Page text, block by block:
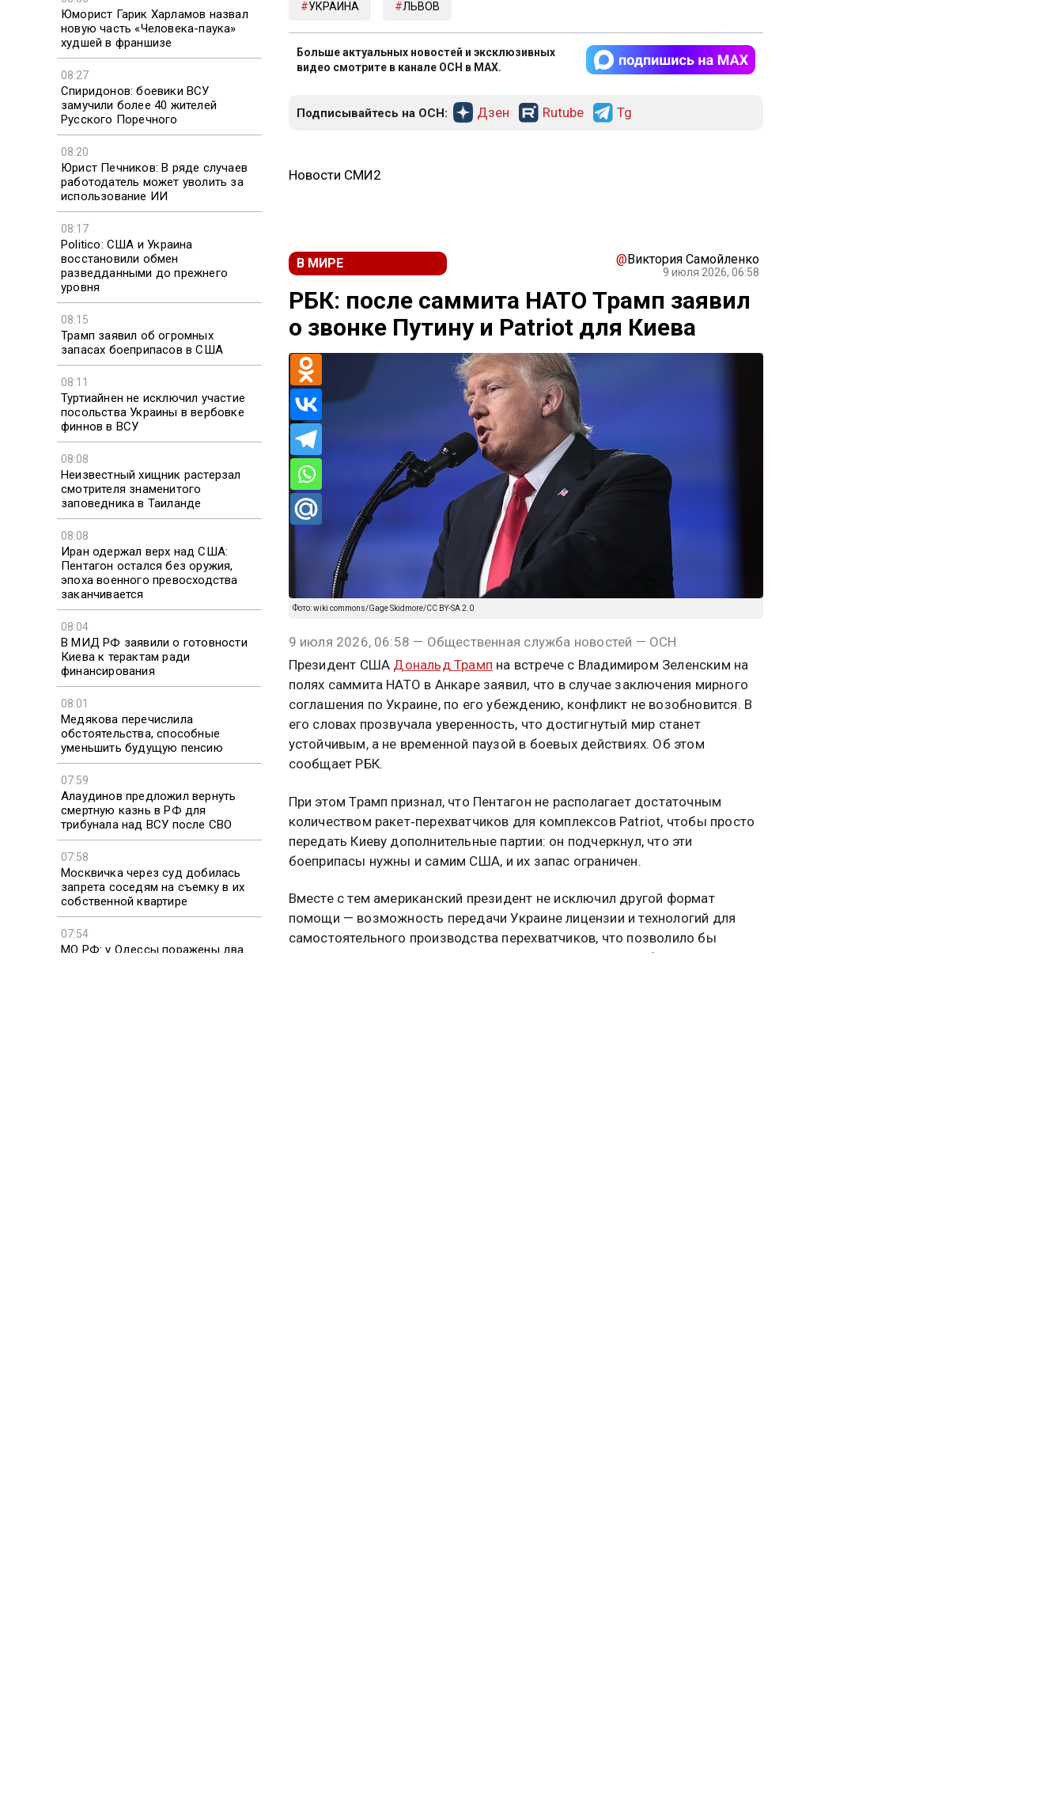
Юморист Гарик Харламов назвал
новую часть «Человека-паука»
худшей в франшизе
08:27
Спиридонов: боевики ВСУ
замучили более 40 жителей
Русского Поречного
08:20
Юрист Печников: В ряде случаев
работодатель может уволить за
использование ИИ
08:17
Politico: США и Украина
восстановили обмен
разведданными до прежнего
уровня
08:15
Трамп заявил об огромных
запасах боеприпасов в США
08:11
Туртиайнен не исключил участие
посольства Украины в вербовке
финнов в ВСУ
08:08
Неизвестный хищник растерзал
смотрителя знаменитого
заповедника в Таиланде
08:08
Иран одержал верх над США:
Пентагон остался без оружия,
эпоха военного превосходства
заканчивается
08:04
В МИД РФ заявили о готовности
Киева к терактам ради
финансирования
08:01
Медякова перечислила
обстоятельства, способные
уменьшить будущую пенсию
07:59
Алаудинов предложил вернуть
смертную казнь в РФ для
трибунала над ВСУ после СВО
07:58
Москвичка через суд добилась
запрета соседям на съемку в их
собственной квартире
07:54
МО РФ: у Одессы поражены два
УКРАИНА ЛЬВОВ
Больше актуальных новостей и эксклюзивных
видео смотрите в канале ОСН в MAX.
Подписывайтесь на ОСН: Дзен Rutube Tg
Новости СМИ2
В МИРЕ @Виктория Самойленко
9 июля 2026, 06:58
РБК: после саммита НАТО Трамп заявил
о звонке Путину и Patriot для Киева
Фото: wiki commons/Gage Skidmore/CC BY-SA 2.0
9 июля 2026, 06:58 — Общественная служба новостей — ОСН
Президент США Дональд Трамп на встрече с Владимиром Зеленским на
полях саммита НАТО в Анкаре заявил, что в случае заключения мирного
соглашения по Украине, по его убеждению, конфликт не возобновится. В
его словах прозвучала уверенность, что достигнутый мир станет
устойчивым, а не временной паузой в боевых действиях. Об этом
сообщает РБК.
При этом Трамп признал, что Пентагон не располагает достаточным
количеством ракет‑перехватчиков для комплексов Patriot, чтобы просто
передать Киеву дополнительные партии: он подчеркнул, что эти
боеприпасы нужны и самим США, и их запас ограничен.
Вместе с тем американский президент не исключил другой формат
помощи — возможность передачи Украине лицензии и технологий для
самостоятельного производства перехватчиков, что позволило бы
киевскому режиму расширить потенциал ПРО за счёт собственного